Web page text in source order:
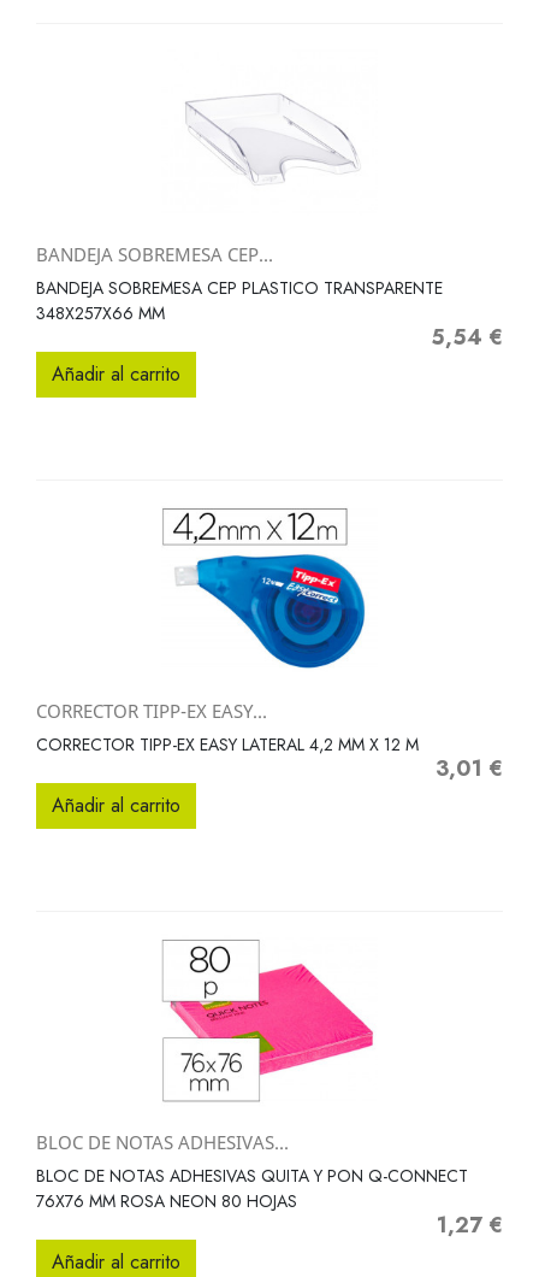
BANDEJA SOBREMESA CEP...
BANDEJA SOBREMESA CEP PLASTICO TRANSPARENTE
348X257X66 MM
Precio
5,54 €
Añadir al carrito
CORRECTOR TIPP-EX EASY...
CORRECTOR TIPP-EX EASY LATERAL 4,2 MM X 12 M
Precio
3,01 €
Añadir al carrito
BLOC DE NOTAS ADHESIVAS...
BLOC DE NOTAS ADHESIVAS QUITA Y PON Q-CONNECT
76X76 MM ROSA NEON 80 HOJAS
Precio
1,27 €
Añadir al carrito